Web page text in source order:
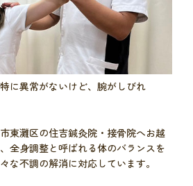
に異常がないけど、腕がしびれ
東灘区の住吉鍼灸院・接骨院へお越
全身調整と呼ばれる体のバランスを
な不調の解消に対応しています。